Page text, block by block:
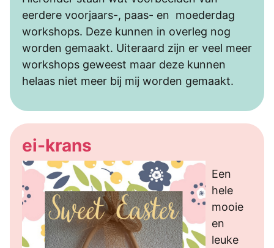
eerdere voorjaars-, paas- en moederdag
workshops. Deze kunnen in overleg nog
worden gemaakt. Uiteraard zijn er veel meer
workshops geweest maar deze kunnen
helaas niet meer bij mij worden gemaakt.
ei-krans
Een
hele
mooie
en
leuke